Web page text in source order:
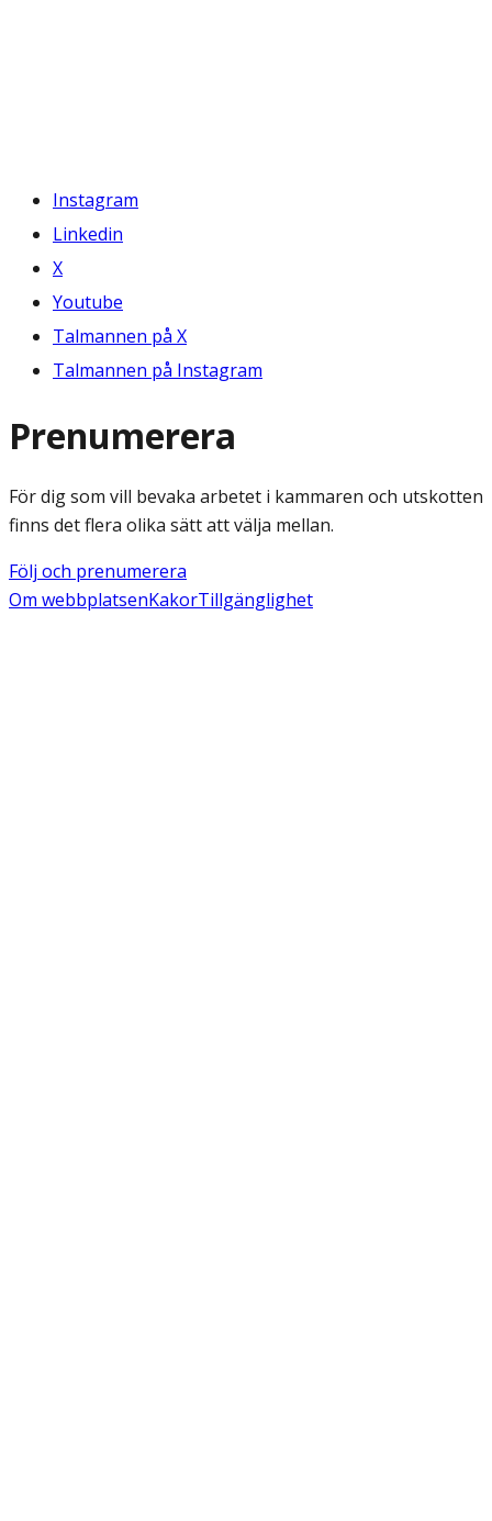
Instagram
Linkedin
X
Youtube
Talmannen på X
Talmannen på Instagram
Prenumerera
För dig som vill bevaka arbetet i kammaren och utskotten
finns det flera olika sätt att välja mellan.
Följ och prenumerera
Om webbplatsenKakorTillgänglighet